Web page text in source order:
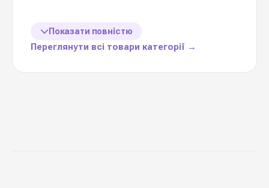
упаковці
за
Показати повністю
Переглянути всі товари категорії →